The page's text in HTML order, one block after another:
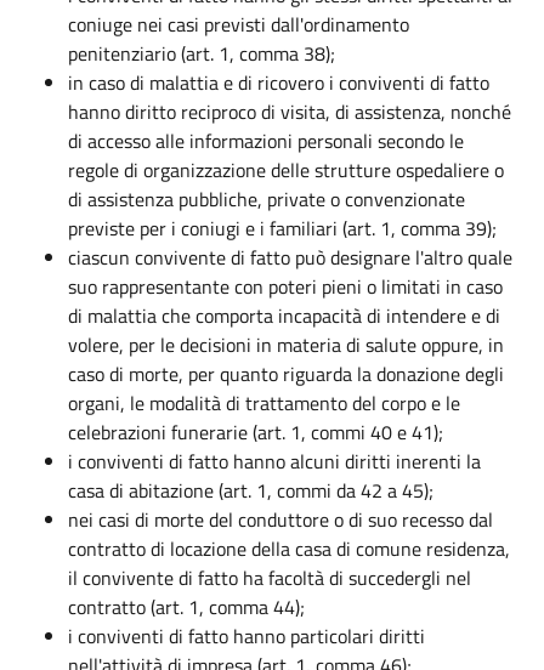
coniuge nei casi previsti dall'ordinamento
penitenziario (art. 1, comma 38);
in caso di malattia e di ricovero i conviventi di fatto
hanno diritto reciproco di visita, di assistenza, nonché
di accesso alle informazioni personali secondo le
regole di organizzazione delle strutture ospedaliere o
di assistenza pubbliche, private o convenzionate
previste per i coniugi e i familiari (art. 1, comma 39);
ciascun convivente di fatto può designare l'altro quale
suo rappresentante con poteri pieni o limitati in caso
di malattia che comporta incapacità di intendere e di
volere, per le decisioni in materia di salute oppure, in
caso di morte, per quanto riguarda la donazione degli
organi, le modalità di trattamento del corpo e le
celebrazioni funerarie (art. 1, commi 40 e 41);
i conviventi di fatto hanno alcuni diritti inerenti la
casa di abitazione (art. 1, commi da 42 a 45);
nei casi di morte del conduttore o di suo recesso dal
contratto di locazione della casa di comune residenza,
il convivente di fatto ha facoltà di succedergli nel
contratto (art. 1, comma 44);
i conviventi di fatto hanno particolari diritti